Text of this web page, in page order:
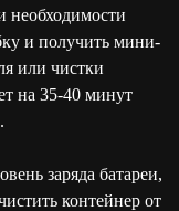
необходимости
и получить мини-
или чистки
на 35-40 минут
заряда батареи,
контейнер от